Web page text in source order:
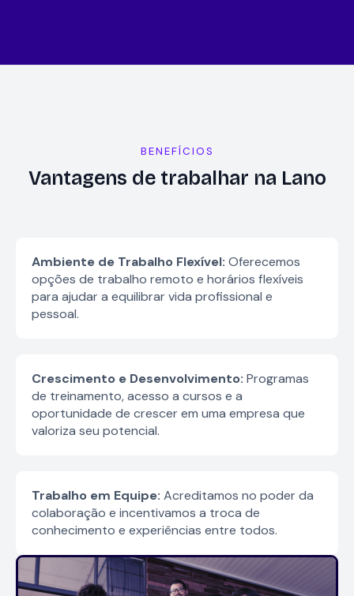
BENEFÍCIOS
Vantagens de trabalhar na Lano
Ambiente de Trabalho Flexível: Oferecemos
opções de trabalho remoto e horários flexíveis
para ajudar a equilibrar vida profissional e
pessoal.
Crescimento e Desenvolvimento: Programas
de treinamento, acesso a cursos e a
oportunidade de crescer em uma empresa que
valoriza seu potencial.
Trabalho em Equipe: Acreditamos no poder da
colaboração e incentivamos a troca de
conhecimento e experiências entre todos.